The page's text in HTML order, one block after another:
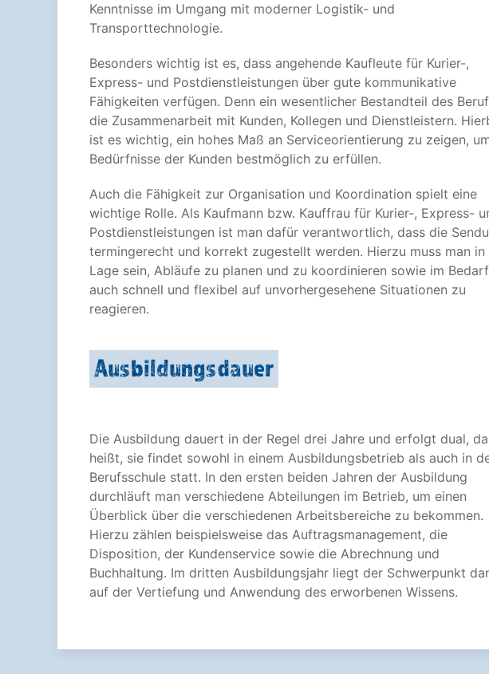
Kenntnisse im Umgang mit moderner Logistik- und
Transporttechnologie.
Besonders wichtig ist es, dass angehende Kaufleute für Kurier-,
Express- und Postdienstleistungen über gute kommunikative
Fähigkeiten verfügen. Denn ein wesentlicher Bestandteil des
die Zusammenarbeit mit Kunden, Kollegen und Dienstleistern.
ist es wichtig, ein hohes Maß an Serviceorientierung zu zeigen,
Bedürfnisse der Kunden bestmöglich zu erfüllen.
Auch die Fähigkeit zur Organisation und Koordination spielt eine
wichtige Rolle. Als Kaufmann bzw. Kauffrau für Kurier-, Express-
Postdienstleistungen ist man dafür verantwortlich, dass die
termingerecht und korrekt zugestellt werden. Hierzu muss man in
Lage sein, Abläufe zu planen und zu koordinieren sowie im
auch schnell und flexibel auf unvorhergesehene Situationen zu
reagieren.
Ausbildungsdauer
Die Ausbildung dauert in der Regel drei Jahre und erfolgt dual,
heißt, sie findet sowohl in einem Ausbildungsbetrieb als auch in
Berufsschule statt. In den ersten beiden Jahren der Ausbildung
durchläuft man verschiedene Abteilungen im Betrieb, um einen
Überblick über die verschiedenen Arbeitsbereiche zu bekommen.
Hierzu zählen beispielsweise das Auftragsmanagement, die
Disposition, der Kundenservice sowie die Abrechnung und
Buchhaltung. Im dritten Ausbildungsjahr liegt der Schwerpunkt
auf der Vertiefung und Anwendung des erworbenen Wissens.